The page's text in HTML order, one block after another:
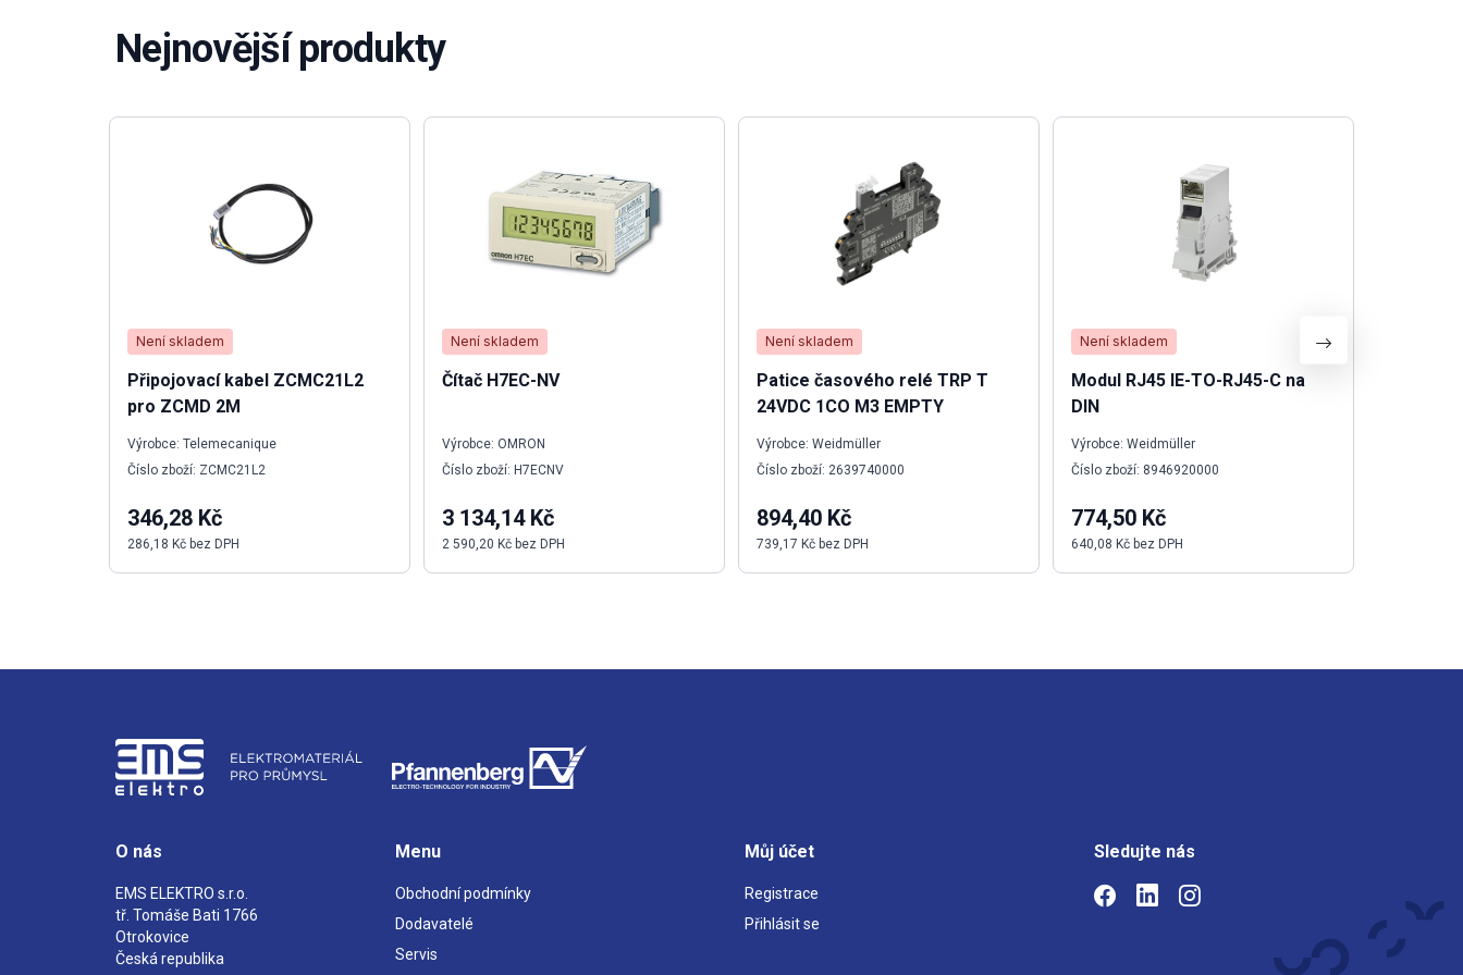
Nejnovější produkty
Není skladem
Připojovací kabel ZCMC21L2
pro ZCMD 2M
Výrobce: Telemecanique
Číslo zboží: ZCMC21L2
346,28 Kč
286,18 Kč bez DPH
Není skladem
Čítač H7EC-NV
Výrobce: OMRON
Číslo zboží: H7ECNV
3 134,14 Kč
2 590,20 Kč bez DPH
Není skladem
Patice časového relé TRP T
24VDC 1CO M3 EMPTY
Výrobce: Weidmüller
Číslo zboží: 2639740000
894,40 Kč
739,17 Kč bez DPH
Není skladem
Modul RJ45 IE-TO-RJ45-C na
DIN
Výrobce: Weidmüller
Číslo zboží: 8946920000
774,50 Kč
640,08 Kč bez DPH
O nás
EMS ELEKTRO s.r.o.
tř. Tomáše Bati 1766
Otrokovice
Česká republika
Menu
Obchodní podmínky
Dodavatelé
Servis
Můj účet
Registrace
Přihlásit se
Sledujte nás